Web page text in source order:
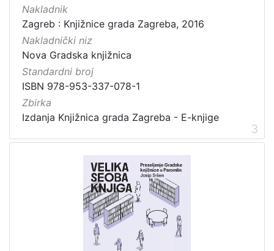
Nakladnik
Zagreb : Knjižnice grada Zagreba, 2016
Nakladnički niz
Nova Gradska knjižnica
Standardni broj
ISBN 978-953-337-078-1
Zbirka
Izdanja Knjižnica grada Zagreba - E-knjige
3